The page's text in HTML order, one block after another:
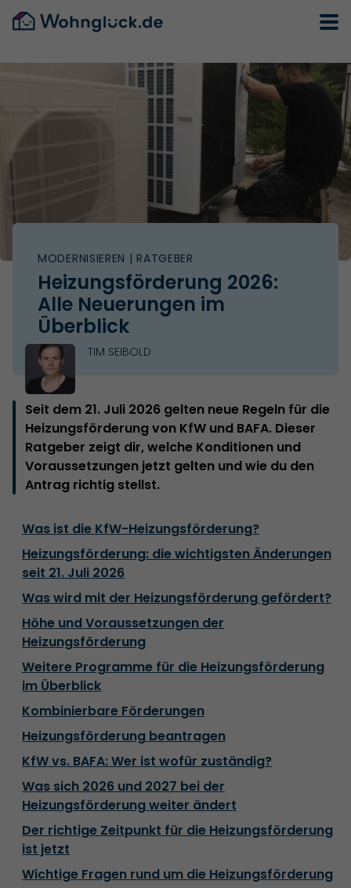
MODERNISIEREN | RATGEBER
Heizungsförderung 2026:
Alle Neuerungen im
Überblick
TIM SEIBOLD
Seit dem 21. Juli 2026 gelten neue Regeln für die
Heizungsförderung von KfW und BAFA. Dieser
Ratgeber zeigt dir, welche Konditionen und
Voraussetzungen jetzt gelten und wie du den
Antrag richtig stellst.
Was ist die KfW-Heizungsförderung?
Heizungsförderung: die wichtigsten Änderungen
seit 21. Juli 2026
Was wird mit der Heizungsförderung gefördert?
Höhe und Voraussetzungen der
Heizungsförderung
Weitere Programme für die Heizungsförderung
im Überblick
Kombinierbare Förderungen
Heizungsförderung beantragen
KfW vs. BAFA: Wer ist wofür zuständig?
Was sich 2026 und 2027 bei der
Heizungsförderung weiter ändert
Der richtige Zeitpunkt für die Heizungsförderung
ist jetzt
Wichtige Fragen rund um die Heizungsförderung